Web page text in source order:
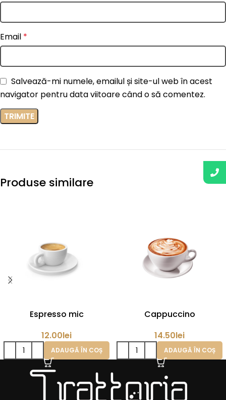
Email *
Salvează-mi numele, emailul și site-ul web în acest
navigator pentru data viitoare când o să comentez.
Produse similare
Espresso mic
12.00lei
ADAUGĂ ÎN COȘ
Cappuccino
14.50lei
ADAUGĂ ÎN COȘ